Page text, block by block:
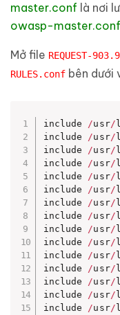
master.conf là nơi
owasp-master.conf
Mở file REQUEST-
RULES.conf bên dưới
include /usr/
include
/usr/
include
/usr/
include
/usr/
include
/usr/
include
/usr/
include
/usr/
include
/usr/
include
/usr/
include
/usr/
include
/usr/
include
/usr/
include
/usr/
include
/usr/
include
/usr/